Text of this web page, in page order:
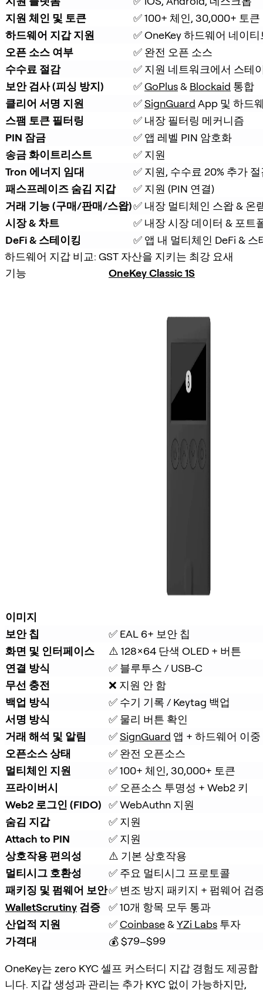
지원 체인 및 토큰
✅ 100+ 체인, 30,000+ 토큰
하드웨어 지갑 지원
✅ OneKey 하드웨어 네이
오픈 소스 여부
✅ 완전 오픈 소스
수수료 절감
✅ 지원 네트워크에서 스테
보안 검사 (피싱 방지)
✅ GoPlus & Blockaid 통합
클리어 서명 지원
✅ SignGuard App 및 하드
스팸 토큰 필터링
✅ 내장 필터링 메커니즘
PIN 잠금
✅ 앱 레벨 PIN 암호화
송금 화이트리스트
✅ 지원
Tron 에너지 임대
✅ 지원, 수수료 20% 추가
패스프레이즈 숨김 지갑
✅ 지원 (PIN 연결)
거래 기능 (구매/판매/스왑)✅ 내장 멀티체인 스왑 & 온
시장 & 차트
✅ 내장 시장 데이터 & 포트
DeFi & 스테이킹
✅ 앱 내 멀티체인 DeFi &
하드웨어 지갑 비교: GST 자산을 지키는 최강 요새
기능
OneKey Classic 1S
이미지
보안 칩
✅ EAL 6+ 보안 칩
화면 및 인터페이스
⚠️ 128×64 단색 OLED + 버튼
연결 방식
✅ 블루투스 / USB-C
무선 충전
❌ 지원 안 함
백업 방식
✅ 수기 기록 / Keytag 백업
서명 방식
✅ 물리 버튼 확인
거래 해석 및 알림
✅ SignGuard 앱 + 하드웨어 이
오픈소스 상태
✅ 완전 오픈소스
멀티체인 지원
✅ 100+ 체인, 30,000+ 토큰
프라이버시
✅ 오픈소스 투명성 + Web2 키
Web2 로그인 (FIDO)
✅ WebAuthn 지원
숨김 지갑
✅ 지원
Attach to PIN
✅ 지원
상호작용 편의성
⚠️ 기본 상호작용
멀티시그 호환성
✅ 주요 멀티시그 프로토콜
패키징 및 펌웨어 보안✅ 변조 방지 패키지 + 펌웨어 검
WalletScrutiny 검증
✅ 10개 항목 모두 통과
산업적 지원
✅ Coinbase & YZi Labs 투자
가격대
💰 $79–$99
OneKey는 zero KYC 셀프 커스터디 지갑 경험도 제공합
니다. 지갑 생성과 관리는 추가 KYC 없이 가능하지만,